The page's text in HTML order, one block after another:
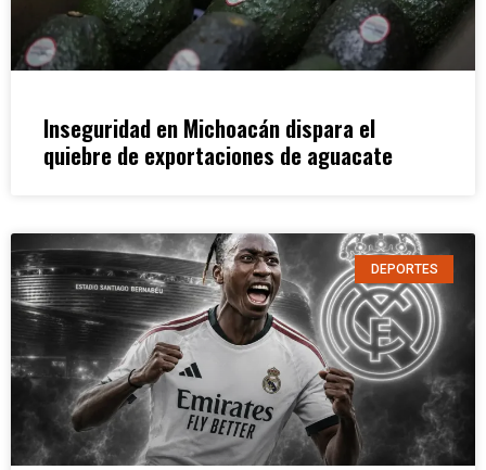
Inseguridad en Michoacán dispara el
quiebre de exportaciones de aguacate
DEPORTES